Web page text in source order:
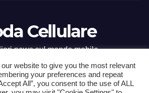
Cellulare
news sul mondo mobile
website to give you the most relevant
your preferences and repeat
All”, you consent to the use of ALL